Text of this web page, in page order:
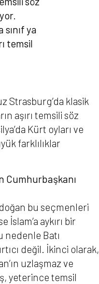
ya
temsil
Strasburg’da klasik
aşırı temsili söz
Kürt oyları ve
farklılıklar
Cumhurbaşkanı
bu seçmenleri
aykırı bir
nedenle Batı
değil. İkinci olarak,
uzlaşmaz ve
yeterince temsil